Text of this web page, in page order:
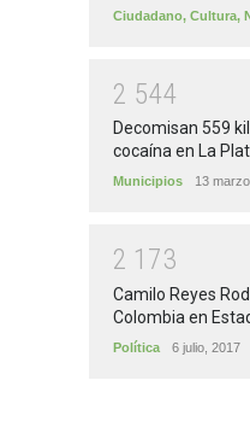
Ciudadano, Cultura,
2 544
Decomisan 559
cocaína en La
Municipios 13
2 1 73
Camilo Reyes
Colombia en
Política 6 julio, 2017